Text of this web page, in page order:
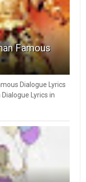
Famous
Dialogue Lyrics
Lyrics in